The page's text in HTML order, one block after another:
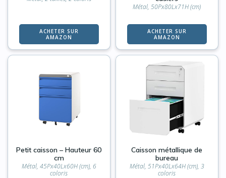
ACHETER SUR
AMAZON
Métal, 50Px80Lx71H (cm)
ACHETER SUR
AMAZON
Petit caisson – Hauteur 60
cm
Métal, 45Px40Lx60H (cm), 6
coloris
Caisson métallique de
bureau
Métal, 51Px40Lx64H (cm), 3
coloris